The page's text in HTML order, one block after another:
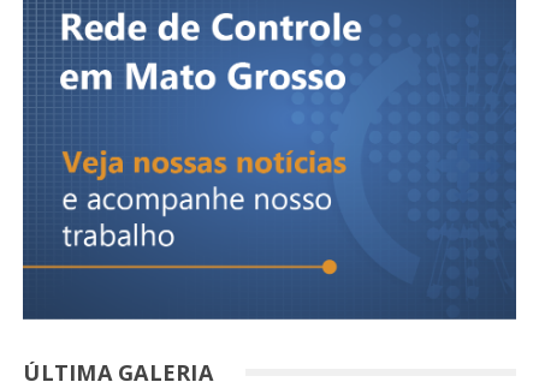
ÚLTIMA GALERIA